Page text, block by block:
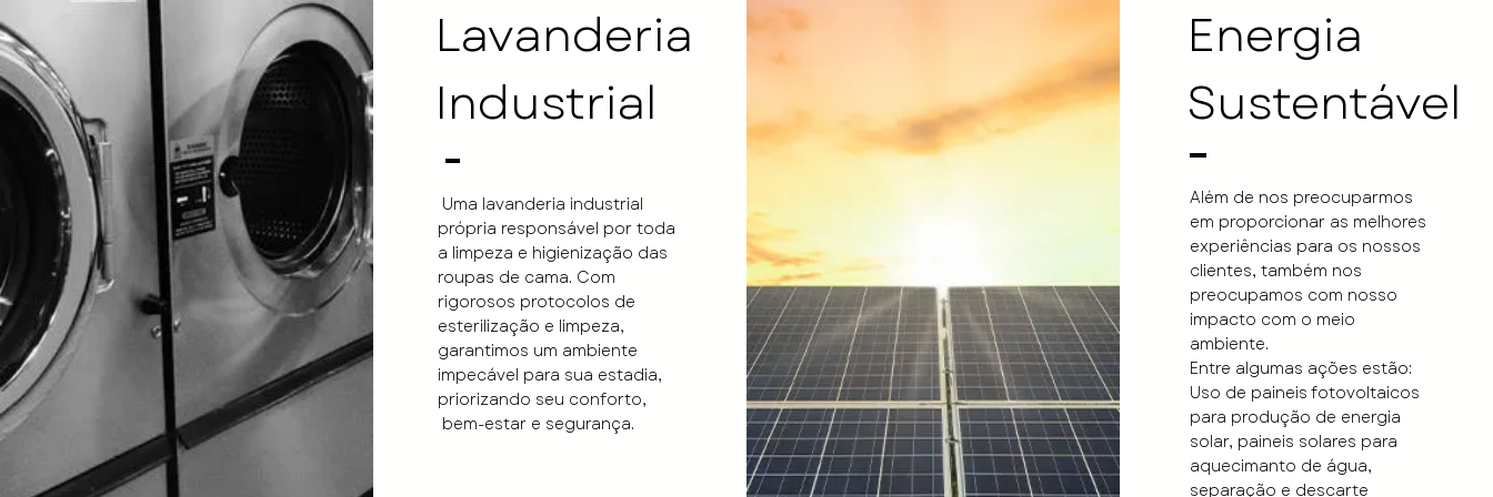
Lavanderia
Industrial
Uma lavanderia industrial
própria responsável por toda
a limpeza e higienização das
roupas de cama. Com
rigorosos protocolos de
esterilização e limpeza,
garantimos um ambiente
impecável para sua estadia,
priorizando seu conforto,
bem-estar e segurança.
Energia
Sustentável
Além de nos preocuparmos
em proporcionar as melhores
experiências para os nossos
clientes, também nos
preocupamos com nosso
impacto com o meio
ambiente.
Entre algumas ações estão:
Uso de paineis fotovoltaicos
para produção de energia
solar, paineis solares para
aquecimanto de água,
separação e descarte